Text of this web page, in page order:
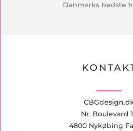
Danmarks bedste
Nr. Boulevard
4800 Nykøbing